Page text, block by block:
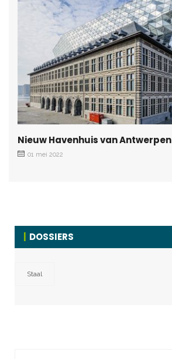
Nieuw Havenhuis van Antwerpen
01 mei 2022
DOSSIERS
Staal